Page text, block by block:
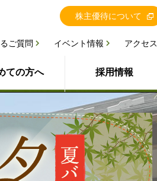
ての方へ 採用情報
ご質問 イベント情報 アクセス
株主優待について